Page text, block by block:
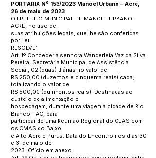
PORTARIA Nº 153/2023 Manoel Urbano – Acre,
26 de maio de 2023
O PREFEITO MUNICIPAL DE MANOEL URBANO –
ACRE, no uso de
suas atribuições legais, que lhe são conferidas
por Lei.
RESOLVE:
Art. 1º Conceder a senhora Wanderleia Vaz da Silva
Pereira, Secretária Municipal de Assistência
Social, 02 (duas) diárias no valor de
R$ 250,00 (duzentos e cinquenta reais) cada,
totalizando o valor de
R$ 500,00 (quinhentos reais). Destinadas ao
custeio de alimentação e
hospedagem, durante uma viagem à cidade de Rio
Branco - AC, para
participar de uma Reunião Regional do CEAS com
os CMAS do Baixo
e Alto Acre e Purus. Data do Encontro nos dias 30
e 31 de maio de
2023. Ofício em anexo.